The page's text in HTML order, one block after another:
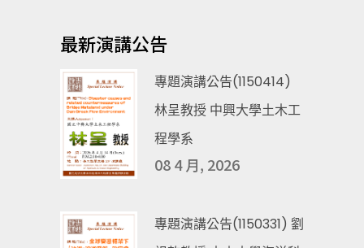
最新演講公告
專題演講公告(1150414)
林呈教授 中興大學土木工
程學系
08 4 月, 2026
專題演講公告(1150331) 劉